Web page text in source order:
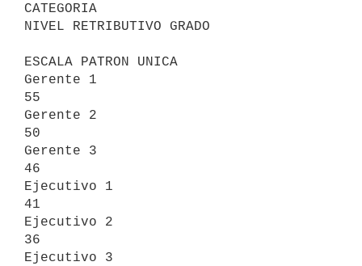
CATEGORIA
NIVEL RETRIBUTIVO GRADO
ESCALA PATRON UNICA
Gerente 1
55
Gerente 2
50
Gerente 3
46
Ejecutivo 1
41
Ejecutivo 2
36
Ejecutivo 3